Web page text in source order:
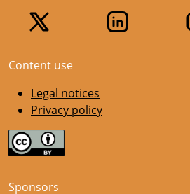
Content use
Legal notices
Privacy policy
Sponsors